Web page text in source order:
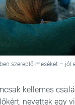
szereplő meséket – jól
kellemes
nevettek egy